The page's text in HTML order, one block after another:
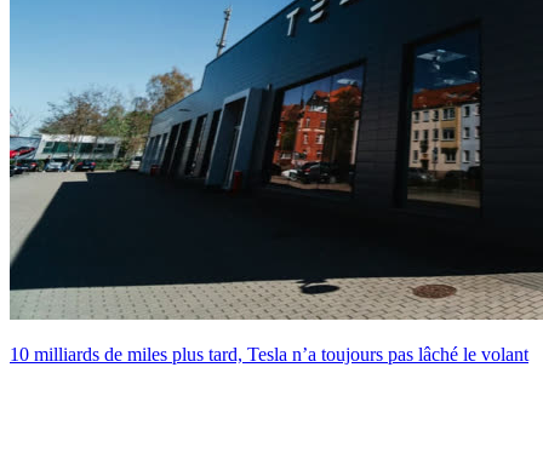
10 milliards de miles plus tard, Tesla n’a toujours pas lâché le volant